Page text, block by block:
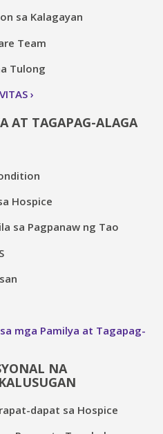
sa Kalagayan
Team
Tulong
AT TAGAPAG-ALAGA
Hospice
sa Pagpanaw ng Tao
mga Pamilya at Tagapag-
NA
dapat sa Hospice